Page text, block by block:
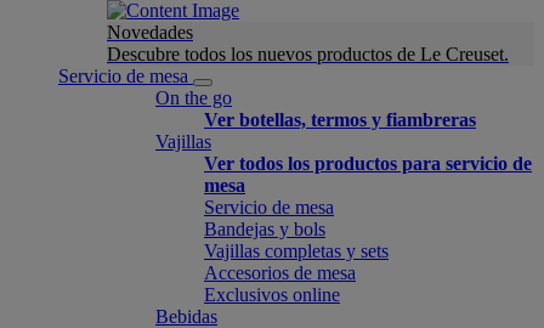
Novedades
Descubre todos los nuevos productos de Le Creuset.
Servicio de mesa
On the go
Ver botellas, termos y fiambreras
Vajillas
Ver todos los productos para servicio de
mesa
Servicio de mesa
Bandejas y bols
Vajillas completas y sets
Accesorios de mesa
Exclusivos online
Bebidas